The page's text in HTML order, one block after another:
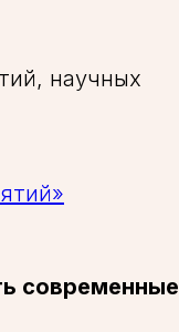
научных
современные